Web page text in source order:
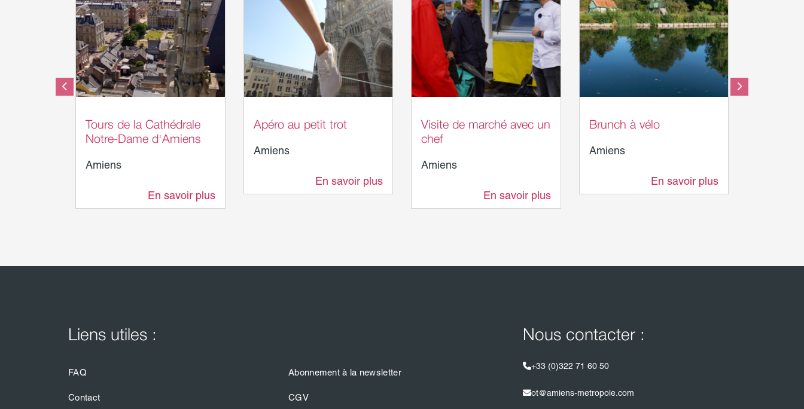
Tours de la Cathédrale
Notre-Dame d'Amiens
Amiens
En savoir plus
Apéro au petit trot
Amiens
En savoir plus
Visite de marché avec un
chef
Amiens
En savoir plus
Brunch à vélo
Amiens
En savoir plus
Liens utiles :
FAQ Abonnement à la newsletter
Contact CGV
Nous contacter :
+33 (0)322 71 60 50
ot@amiens-metropole.com